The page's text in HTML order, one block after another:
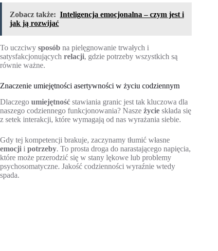
Zobacz także: Inteligencja emocjonalna – czym jest i
jak ją rozwijać
To uczciwy sposób na pielęgnowanie trwałych i
satysfakcjonujących relacji, gdzie potrzeby wszystkich są
równie ważne.
Znaczenie umiejętności asertywności w życiu codziennym
Dlaczego umiejętność stawiania granic jest tak kluczowa dla
naszego codziennego funkcjonowania? Nasze życie składa się
z setek interakcji, które wymagają od nas wyrażania siebie.
Gdy tej kompetencji brakuje, zaczynamy tłumić własne
emocji i potrzeby. To prosta droga do narastającego napięcia,
które może przerodzić się w stany lękowe lub problemy
psychosomatyczne. Jakość codzienności wyraźnie wtedy
spada.